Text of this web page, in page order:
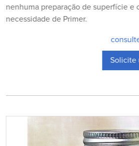
nenhuma preparação de superfície e
necessidade de Primer.
Solicite